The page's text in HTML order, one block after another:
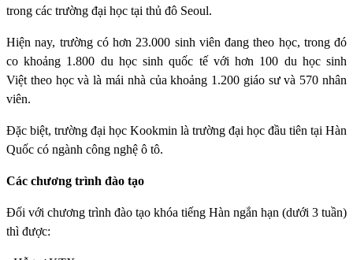
trong các trường đại học tại thủ đô Seoul.
Hiện nay, trường có hơn 23.000 sinh viên đang theo học, trong đó
co khoảng 1.800 du học sinh quốc tế với hơn 100 du học sinh
Việt theo học và là mái nhà của khoảng 1.200 giáo sư và 570 nhân
viên.
Đặc biệt, trường đại học Kookmin là trường đại học đầu tiên tại Hàn
Quốc có ngành công nghệ ô tô.
Các chương trình đào tạo
Đối với chương trình đào tạo khóa tiếng Hàn ngắn hạn (dưới 3 tuần)
thì được: